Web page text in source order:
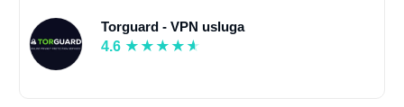
Torguard - VPN usluga
4.6